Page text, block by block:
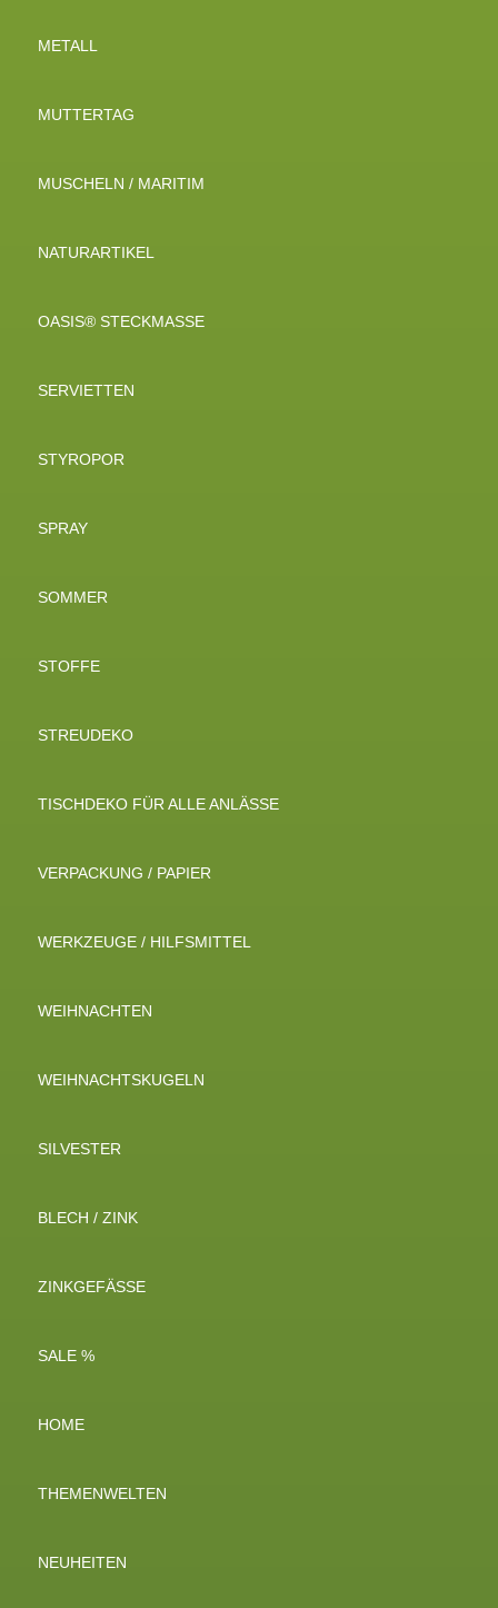
METALL
MUTTERTAG
MUSCHELN / MARITIM
NATURARTIKEL
OASIS® STECKMASSE
SERVIETTEN
STYROPOR
SPRAY
SOMMER
STOFFE
STREUDEKO
TISCHDEKO FÜR ALLE ANLÄSSE
VERPACKUNG / PAPIER
WERKZEUGE / HILFSMITTEL
WEIHNACHTEN
WEIHNACHTSKUGELN
SILVESTER
BLECH / ZINK
ZINKGEFÄSSE
SALE %
HOME
THEMENWELTEN
NEUHEITEN